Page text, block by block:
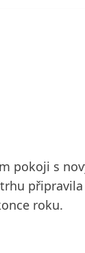
pokoji s
roku.